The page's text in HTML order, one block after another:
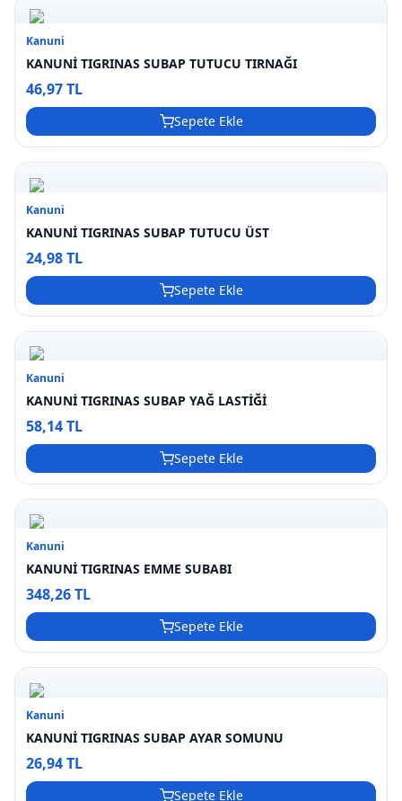
Kanuni
KANUNİ TIGRINAS SUBAP TUTUCU TIRNAĞI
46,97 TL
Sepete Ekle
Kanuni
KANUNİ TIGRINAS SUBAP TUTUCU ÜST
24,98 TL
Sepete Ekle
Kanuni
KANUNİ TIGRINAS SUBAP YAĞ LASTİĞİ
58,14 TL
Sepete Ekle
Kanuni
KANUNİ TIGRINAS EMME SUBABI
348,26 TL
Sepete Ekle
Kanuni
KANUNİ TIGRINAS SUBAP AYAR SOMUNU
26,94 TL
Sepete Ekle